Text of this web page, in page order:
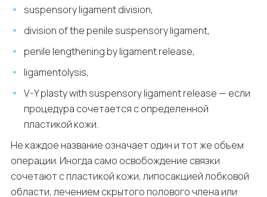
suspensory ligament division,
division of the penile suspensory ligament,
penile lengthening by ligament release,
ligamentolysis,
V-Y plasty with suspensory ligament release — если
процедура сочетается с определенной
пластикой кожи.
Не каждое название означает один и тот же объем
операции. Иногда само освобождение связки
сочетают с пластикой кожи, липосакцией лобковой
области, лечением скрытого полового члена или